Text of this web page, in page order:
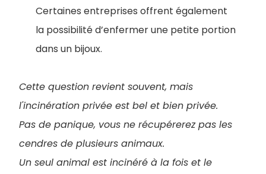
Certaines entreprises offrent également
la possibilité d’enfermer une petite portion
dans un bijoux.
Cette question revient souvent, mais
l'incinération privée est bel et bien privée.
Pas de panique, vous ne récupérerez pas les
cendres de plusieurs animaux.
Un seul animal est incinéré à la fois et le